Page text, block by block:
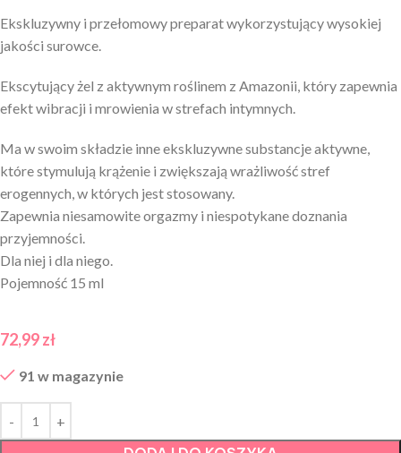
Ekskluzywny i przełomowy preparat wykorzystujący wysokiej
jakości surowce.
Ekscytujący żel z aktywnym roślinem z Amazonii, który zapewnia
efekt wibracji i mrowienia w strefach intymnych.
Ma w swoim składzie inne ekskluzywne substancje aktywne,
które stymulują krążenie i zwiększają wrażliwość stref
erogennych, w których jest stosowany.
Zapewnia niesamowite orgazmy i niespotykane doznania
przyjemności.
Dla niej i dla niego.
Pojemność 15 ml
72,99zł
91 w magazynie